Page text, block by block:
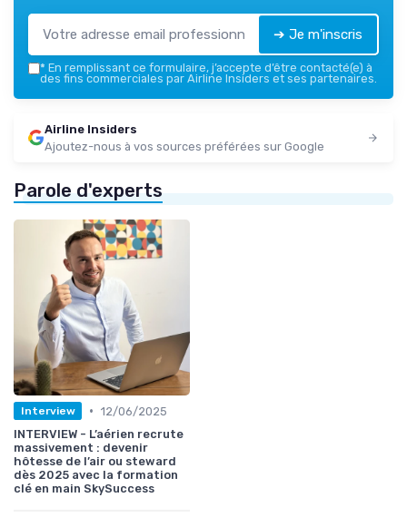
➔ Je m'inscris
* En remplissant ce formulaire, j’accepte d’être contacté(e) à
des fins commerciales par Airline Insiders et ses partenaires.
Airline Insiders
Ajoutez-nous à vos sources préférées sur Google
Parole d'experts
Interview • 12/06/2025
INTERVIEW - L’aérien recrute
massivement : devenir
hôtesse de l’air ou steward
dès 2025 avec la formation
clé en main SkySuccess